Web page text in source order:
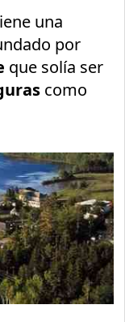
una
por
que solía ser
como